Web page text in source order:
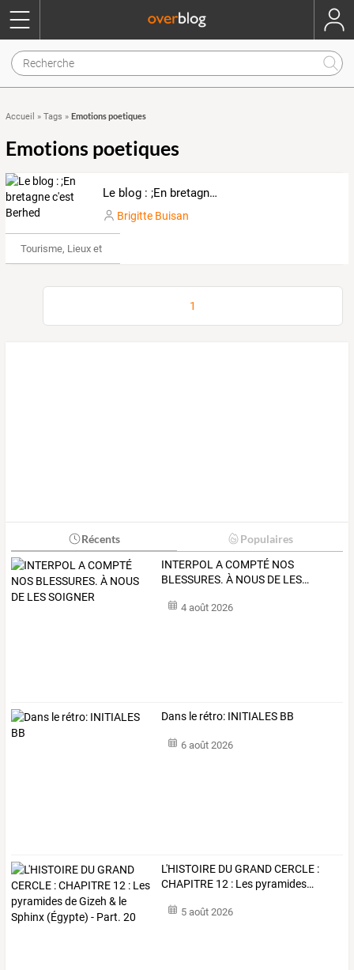
Accueil » Tags » Emotions poetiques
Emotions poetiques
Le blog : ;En bretagne c'est Berhed
Brigitte Buisan
Tourisme, Lieux et Événements
1
Récents Populaires
INTERPOL ACOMPTÉ NOS
BLESSURES. À NOUS DE LES…
4 août 2026
Dans le rétro: INITIALES BB
6 août 2026
L'HISTOIRE DUGRANDCERCLE :
CHAPITRE 12 : Les pyramides…
5 août 2026